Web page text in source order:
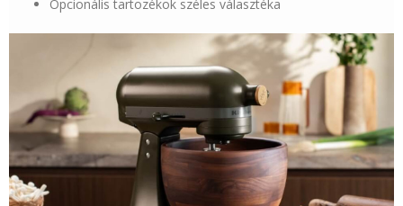
Opcionális tartozékok széles választéka